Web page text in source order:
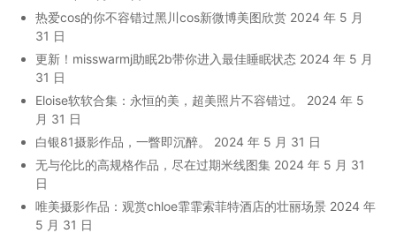
热爱cos的你不容错过黑川cos新微博美图欣赏 2024 年 5 月
31 日
更新！misswarmj助眠2b带你进入最佳睡眠状态 2024 年 5 月
31 日
Eloise软软合集：永恒的美，超美照片不容错过。
2024 年 5
月 31 日
白银81摄影作品，一瞥即沉醉。
2024 年 5 月 31 日
无与伦比的高规格作品，尽在过期米线图集 2024 年 5 月 31
日
唯美摄影作品：观赏chloe霏霏索菲特酒店的壮丽场景 2024 年
5 月 31 日